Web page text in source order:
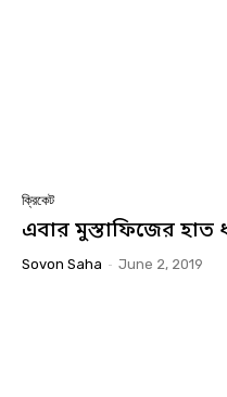
ক্রিকেট
এবার মুস্তাফিজের
Sovon Saha - June 2, 2019